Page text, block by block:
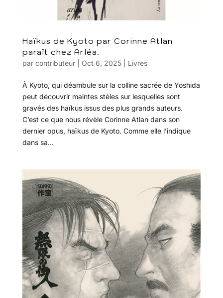
Haïkus de Kyoto par Corinne Atlan
paraît chez Arléa.
par contributeur| Oct 6, 2025| Livres
À Kyoto, qui déambule sur la colline sacrée de Yoshida
peut découvrir maintes stèles sur lesquelles sont
gravés des haïkus issus des plus grands auteurs.
C’est ce que nous révèle Corinne Atlan dans son
dernier opus, haïkus de Kyoto. Comme elle l’indique
dans sa...